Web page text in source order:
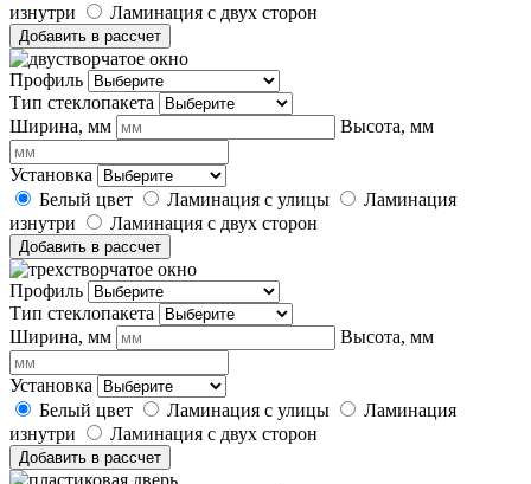
изнутри
Ламинация с двух сторон
Добавить в рассчет
Профиль
Тип стеклопакета
Ширина, мм
Высота, мм
Установка
Белый цвет
Ламинация с улицы
Ламинация
изнутри
Ламинация с двух сторон
Добавить в рассчет
Профиль
Тип стеклопакета
Ширина, мм
Высота, мм
Установка
Белый цвет
Ламинация с улицы
Ламинация
изнутри
Ламинация с двух сторон
Добавить в рассчет